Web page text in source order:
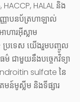
HALAL និង
ញាបនប័ត្រហាឡាល់
ហារអ៊ីស្លាម
រទេស យើងរួមបញ្ចូល
ជាមួយនឹងបច្ចេកវិទ្យា
sulfate នៃ
មូស្លីម និងទីផ្សារ